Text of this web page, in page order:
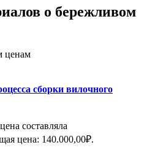
о бережливом
ценам
сборки вилочного
составляла
цена: 140.000,00₽.